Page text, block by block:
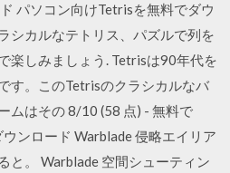
パソコン向けTetrisを無料でダウ
シカルなテトリス、パズルで列を
楽しみましょう. Tetrisは90年代を
す。このTetrisのクラシカルなバ
ムはその 8/10 (58 点) - 無料で
ンロード Warblade 侵略エイリア
と。 Warblade 空間シューティン